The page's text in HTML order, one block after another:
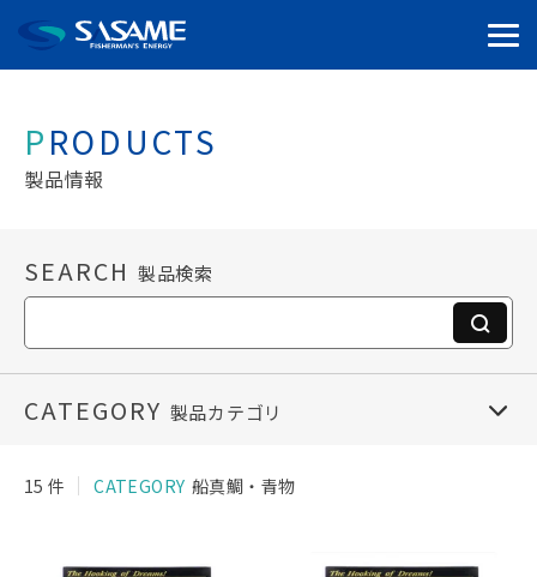
PRODUCTS
製品情報
SEARCH 製品検索
CATEGORY 製品カテゴリ
15 件 CATEGORY 船真鯛・青物